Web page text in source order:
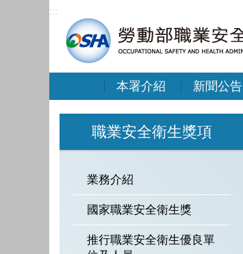
:::
本署介紹 新聞公告
職業安全衛生獎項
業務介紹
國家職業安全衛生獎
推行職業安全衛生優良單